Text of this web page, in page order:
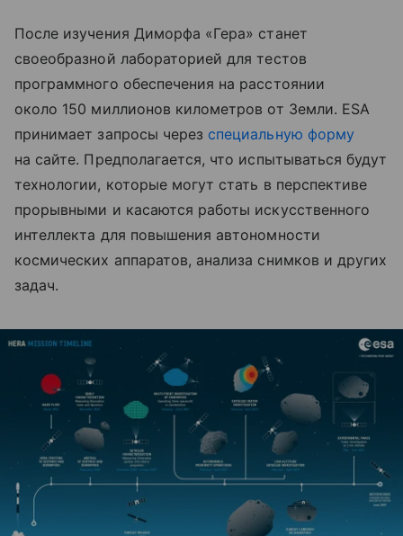
После изучения Диморфа «Гера» станет
своеобразной лабораторией для тестов
программного обеспечения на расстоянии
около 150 миллионов километров от Земли. ESA
принимает запросы через специальную форму
на сайте. Предполагается, что испытываться будут
технологии, которые могут стать в перспективе
прорывными и касаются работы искусственного
интеллекта для повышения автономности
космических аппаратов, анализа снимков и других
задач.